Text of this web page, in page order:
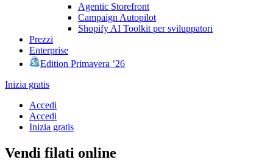
Agentic Storefront
Campaign Autopilot
Shopify AI Toolkit per sviluppatori
Prezzi
Enterprise
Edition Primavera ’26
Inizia gratis
Accedi
Accedi
Inizia gratis
Vendi filati online